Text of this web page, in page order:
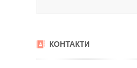
КОНТАКТИ